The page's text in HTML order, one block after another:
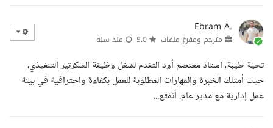
Ebram A.
مترجم ومفرغ ملفات منذ سنة
تحية طيبة، استاذ معتصم أود التقدم لشغل وظيفة السكرتير التنفيذي،
حيث أمتلك الخبرة والمهارات المطلوبة للعمل بكفاءة واحترافية في بيئة
عمل إدارية مع مدير عام. أتمتع...